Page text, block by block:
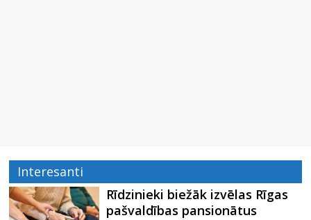
Interesanti
Rīdzinieki biežāk izvēlas Rīgas
pašvaldības pansionātus